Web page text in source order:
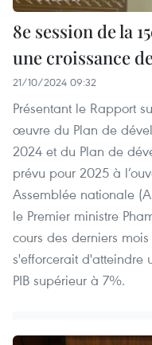
8e session de la
une croissance
21/10/2024 09:32
Présentant le Rapport
œuvre du Plan de
2024 et du Plan de
prévu pour 2025 à
Assemblée nationale
le Premier ministre
cours des derniers
s'efforcerait d'atteindre
PIB supérieur à 7%.